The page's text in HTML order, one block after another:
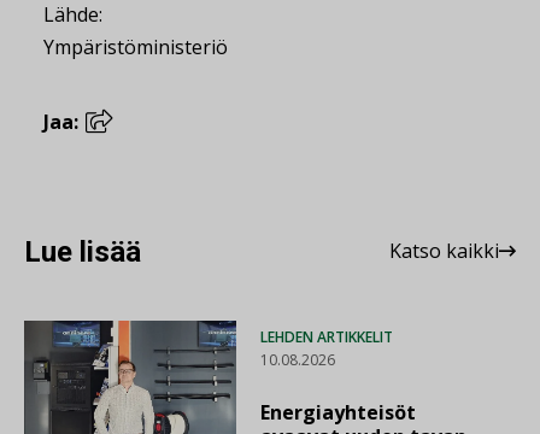
Lähde:
Ympäristöministeriö
Jaa:
Lue lisää Katso kaikki
LEHDEN ARTIKKELIT
10.08.2026
Energiayhteisöt